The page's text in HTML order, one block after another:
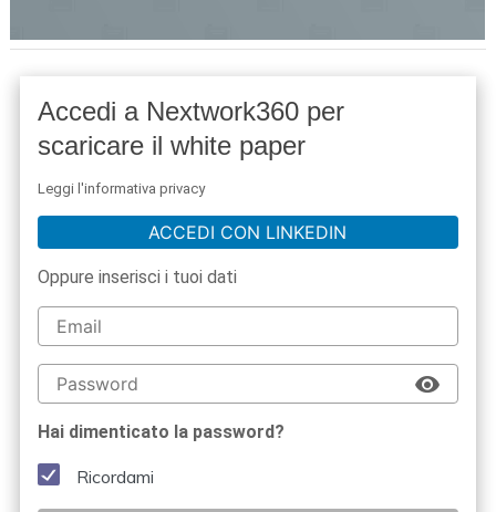
Accedi a Nextwork360 per
scaricare il white paper
Leggi l'informativa privacy
ACCEDI CON LINKEDIN
Oppure inserisci i tuoi dati
Hai dimenticato la password?
Ricordami